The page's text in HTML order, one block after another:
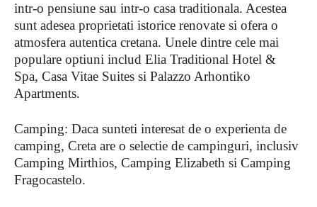
intr-o pensiune sau intr-o casa traditionala. Acestea
sunt adesea proprietati istorice renovate si ofera o
atmosfera autentica cretana. Unele dintre cele mai
populare optiuni includ Elia Traditional Hotel &
Spa, Casa Vitae Suites si Palazzo Arhontiko
Apartments.
Camping: Daca sunteti interesat de o experienta de
camping, Creta are o selectie de campinguri, inclusiv
Camping Mirthios, Camping Elizabeth si Camping
Fragocastelo.